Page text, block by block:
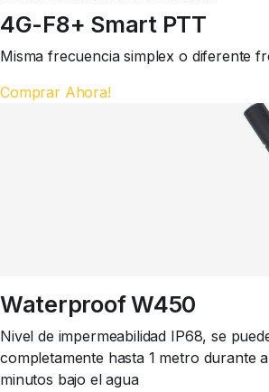
4G-F8+ Smart PTT
Misma frecuencia simplex o diferente
Comprar Ahora!
Waterproof W450
Nivel de impermeabilidad IP68, se
completamente hasta 1 metro durante
minutos bajo el agua